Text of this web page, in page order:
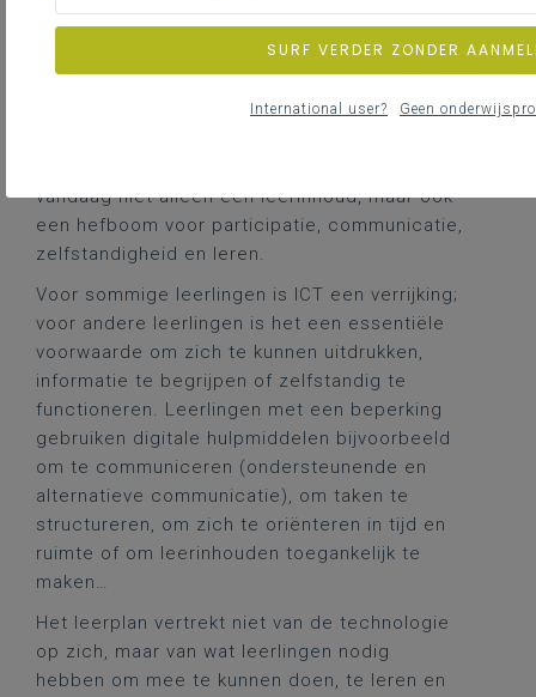
leerroutes voor iedereen.
ICT-onderwijs vertrekt vanuit de overtuiging
dat elk kind recht heeft op toegang tot
digitale middelen en digitale kennis, ongeacht
vandaag niet alleen een leerinhoud, maar ook
een hefboom voor participatie, communicatie,
zelfstandigheid en leren.
Voor sommige leerlingen is ICT een verrijking;
voor andere leerlingen is het een essentiële
voorwaarde om zich te kunnen uitdrukken,
informatie te begrijpen of zelfstandig te
functioneren. Leerlingen met een beperking
gebruiken digitale hulpmiddelen bijvoorbeeld
om te communiceren (ondersteunende en
alternatieve communicatie), om taken te
structureren, om zich te oriënteren in tijd en
ruimte of om leerinhouden toegankelijk te
maken…
Het leerplan vertrekt niet van de technologie
op zich, maar van wat leerlingen nodig
hebben om mee te kunnen doen, te leren en
SURF VERDER ZONDER
International user? Geen